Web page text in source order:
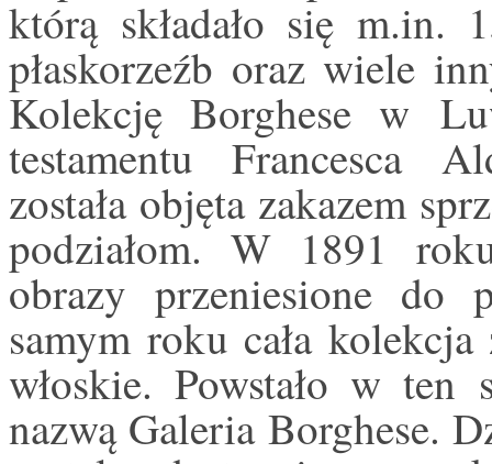
którą składało się m.in.
płaskorzeźb oraz wiele
Kolekcję Borghese w
testamentu Francesca
została objęta zakazem
podziałom. W 1891
obrazy przeniesione do
samym roku cała kolekcja
włoskie. Powstało w ten
nazwą Galeria Borghese.